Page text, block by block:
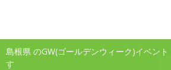
島根県 のGW(ゴールデンウィーク)イベン
す